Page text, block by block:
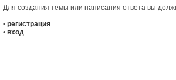
Для создания темы или написания ответа вы
• регистрация
• вход